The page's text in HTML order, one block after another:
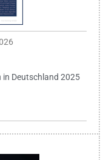
in Deutschland 2025